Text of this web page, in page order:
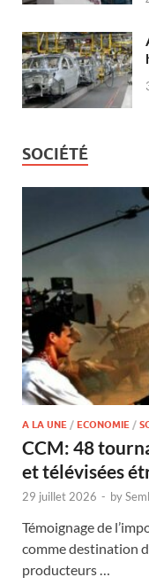
SOCIÉTÉ
A LA UNE / ECONOMIE /
CCM: 48
et télévisées
29 juillet 2026 - by
Témoignage de
comme destination
producteurs …